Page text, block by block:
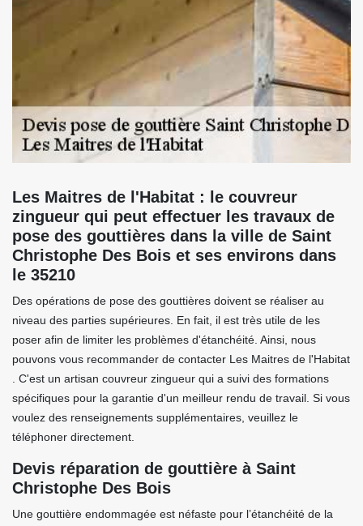
Les Maitres de l'Habitat : le couvreur
zingueur qui peut effectuer les travaux de
pose des gouttières dans la ville de Saint
Christophe Des Bois et ses environs dans
le 35210
Des opérations de pose des gouttières doivent se réaliser au
niveau des parties supérieures. En fait, il est très utile de les
poser afin de limiter les problèmes d'étanchéité. Ainsi, nous
pouvons vous recommander de contacter Les Maitres de l'Habitat
. C'est un artisan couvreur zingueur qui a suivi des formations
spécifiques pour la garantie d'un meilleur rendu de travail. Si vous
voulez des renseignements supplémentaires, veuillez le
téléphoner directement.
Devis réparation de gouttière à Saint
Christophe Des Bois
Une gouttière endommagée est néfaste pour l’étanchéité de la